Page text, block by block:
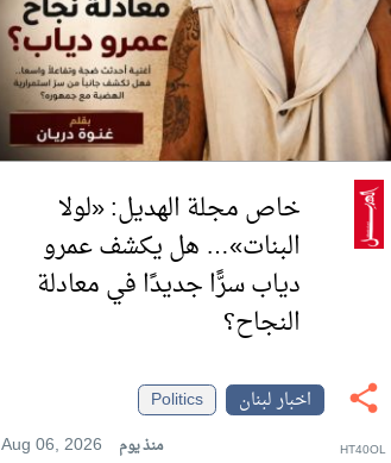
خاص مجلة الهديل: «لولا
البنات»… هل يكشف عمرو
دياب سرًّا جديدًا في معادلة
النجاح؟
اخبار لبنان
Politics
Aug 06, 2026
منذ يوم HT40OL